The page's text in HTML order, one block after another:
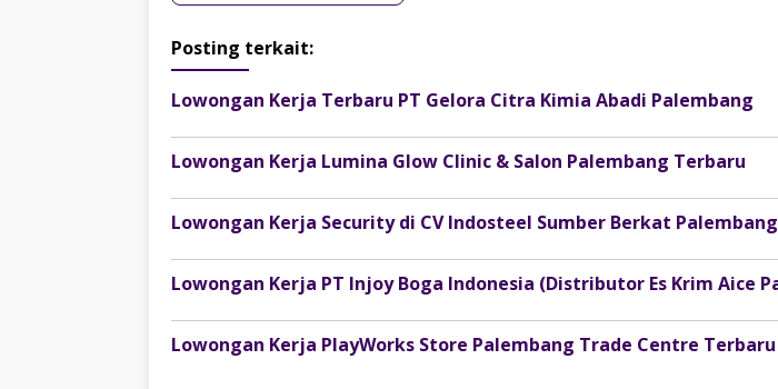
Posting terkait:
Lowongan Kerja Terbaru PT Gelora Citra Kimia Abadi Palembang
Lowongan Kerja Lumina Glow Clinic & Salon Palembang Terbaru
Lowongan Kerja Security di CV Indosteel Sumber Berkat Palembang
Lowongan Kerja PlayWorks Store Palembang Trade Centre Terbaru